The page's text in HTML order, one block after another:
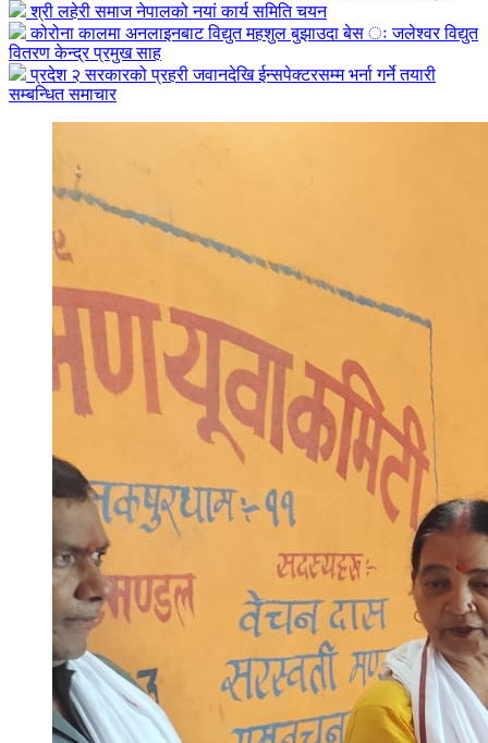
श्री लहेरी समाज नेपालको नयां कार्य समिति चयन
कोरोना कालमा अनलाइनबाट विद्युत महशुल बुझाउदा बेस ः जलेश्वर विद्युत
वितरण केन्द्र प्रमुख साह
प्रदेश २ सरकारको प्रहरी जवानदेखि ईन्सपेक्टरसम्म भर्ना गर्ने तयारी
सम्बन्धित समाचार